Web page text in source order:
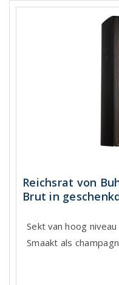
Reichsrat von
Brut in
Sekt van hoog niveau
Smaakt als